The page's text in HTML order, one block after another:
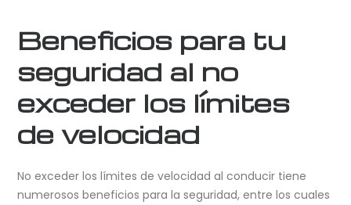
Beneficios para tu
seguridad al no
exceder los límites
de velocidad
No exceder los límites de velocidad al conducir tiene
numerosos beneficios para la seguridad, entre los cuales